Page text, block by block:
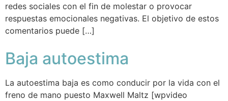
redes sociales con el fin de molestar o provocar
respuestas emocionales negativas. El objetivo de estos
comentarios puede […]
Baja autoestima
La autoestima baja es como conducir por la vida con el
freno de mano puesto Maxwell Maltz [wpvideo